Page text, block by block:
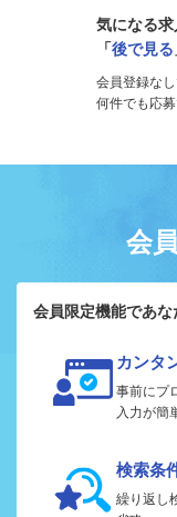
気になる求
「後で見る
会員登録なし
何件でも応募
会
会員限定機能であな
カンタ
事前にプ
入力が簡
検索条
繰り返し